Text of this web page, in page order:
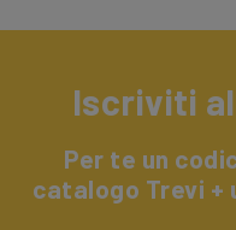
Iscriviti
Per te un
catalogo Trevi +